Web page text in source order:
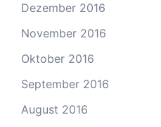
Dezember 2016
November 2016
Oktober 2016
September 2016
August 2016